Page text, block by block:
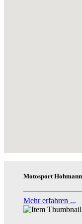
Motosport Hohmann
Mehr erfahren ...